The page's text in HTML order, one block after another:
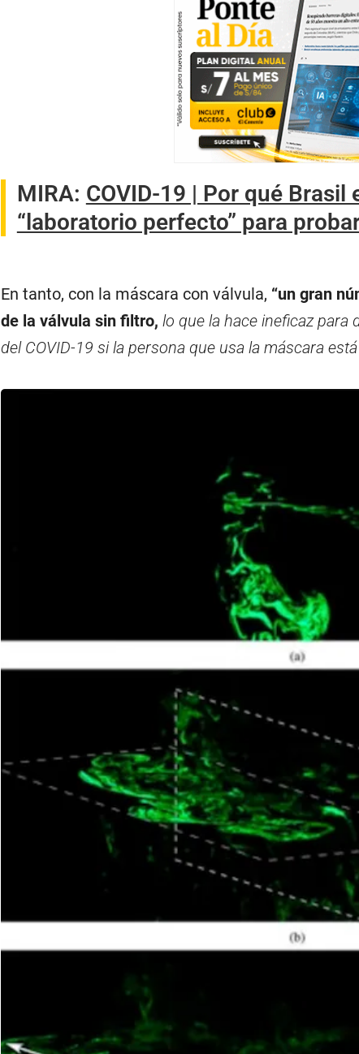
MIRA: COVID-19 | Por qué Brasil
“laboratorio perfecto” para
En tanto, con la máscara con válvula, “un gran
de la válvula sin filtro, lo que la hace ineficaz para
del COVID-19 si la persona que usa la máscara está